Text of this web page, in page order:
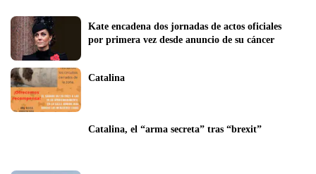
Kate encadena dos jornadas de actos oficiales
por primera vez desde anuncio de su cáncer
Catalina
Catalina, el “arma secreta” tras “brexit”